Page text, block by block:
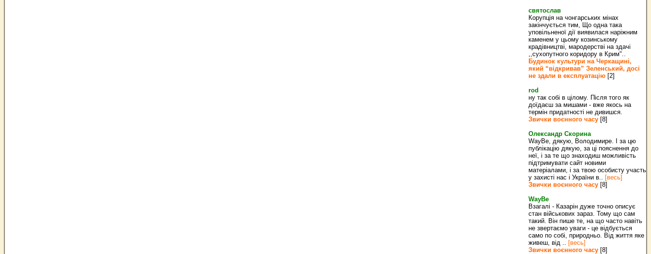
святослав
Корупція на чонгарських мінах
закінчується тим, Що одна така
уповільненої дії виявилася наріжним
каменем у цьому козинському
крадівництві, мародерстві на здачі
,,сухопутного коридору в Крим"..
Будинок культури на Черкащині,
який “відкривав” Зеленський, досі
не здали в експлуатацію [2]
rod
ну так собі в цілому. Після того як
доїдаєш за мишами - вже якось на
термін придатності не дивишся.
Звички воєнного часу [8]
Олександр Скорина
WayBe, дякую, Володимире. І за цю
публікацію дякую, за ці пояснення до
неї, і за те що знаходиш можливість
підтримувати сайт новими
матеріалами, і за твою особисту участь
у захисті нас і України в.. [весь]
Звички воєнного часу [8]
WayBe
Взагалі - Казарін дуже точно описує
стан військових зараз. Тому що сам
такий. Він пише те, на що часто навіть
не звертаємо уваги - це відбується
само по собі, природньо. Від життя яке
живеш, від .. [весь]
Звички воєнного часу [8]